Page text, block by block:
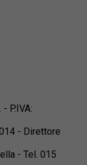
P.IVA:
- Direttore
- Tel. 015